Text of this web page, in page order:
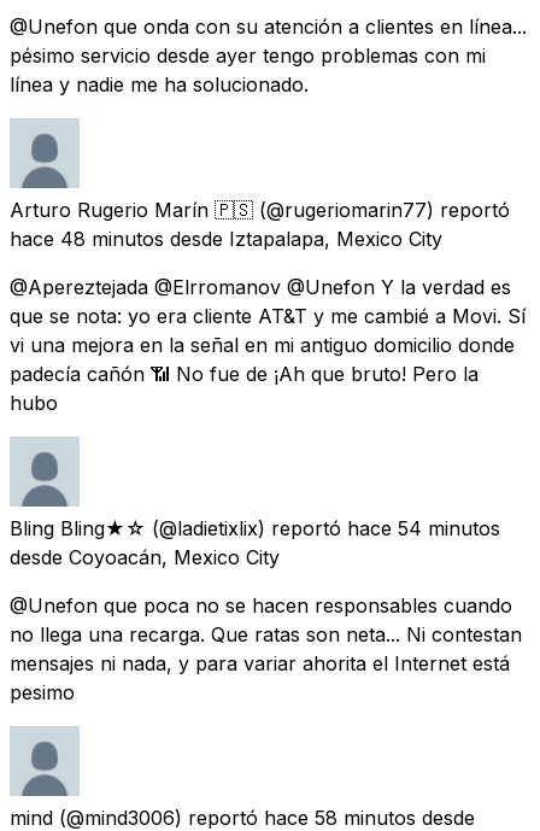
@Unefon que onda con su atención a clientes en línea...
pésimo servicio desde ayer tengo problemas con mi
línea y nadie me ha solucionado.
Arturo Rugerio Marín 🇵🇸 (@rugeriomarin77) reportó
hace 48 minutos desde Iztapalapa, Mexico City
@Apereztejada @Elrromanov @Unefon Y la verdad es
que se nota: yo era cliente AT&T y me cambié a Movi. Sí
vi una mejora en la señal en mi antiguo domicilio donde
padecía cañón 📶 No fue de ¡Ah que bruto! Pero la
hubo
Bling Bling★☆ (@ladietixlix) reportó hace 54 minutos
desde Coyoacán, Mexico City
@Unefon que poca no se hacen responsables cuando
no llega una recarga. Que ratas son neta... Ni contestan
mensajes ni nada, y para variar ahorita el Internet está
pesimo
mind (@mind3006) reportó hace 58 minutos desde